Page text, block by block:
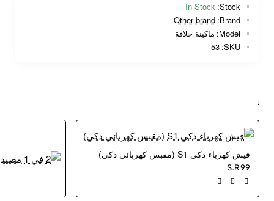
Stock:
In Stock
Brand:
Other brand
Model: ماكينة حلاقة
SKU:
53
فيش كهرباء ذكي S1 (مقبس كهربائي ذكي)
S.R 99